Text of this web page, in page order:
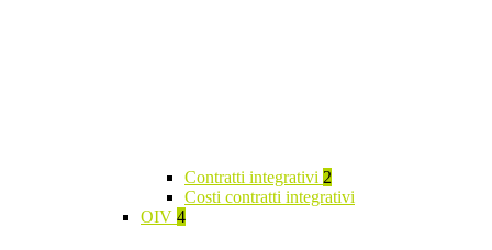
Contratti integrativi 2
Costi contratti integrativi
OIV 4